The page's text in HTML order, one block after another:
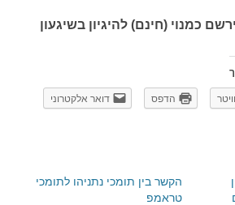
כמנוי (חינם) להיגיון בשיגעון
הדפס דואר אלקטרוני
הקשר בין תומכי נתניהו לתומכי
טראמפ